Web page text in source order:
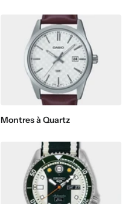
Montres à Quartz